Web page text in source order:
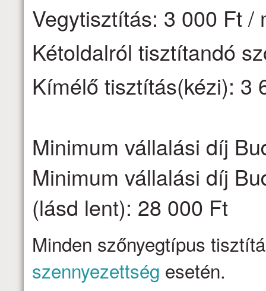
Vegytisztítás: 3 000 Ft /
Kétoldalról tisztítandó
Kímélő tisztítás(kézi): 3
Minimum vállalási díj
Minimum vállalási díj
(lásd lent): 28 000 Ft
Minden szőnyegtípus
szennyezettség esetén.